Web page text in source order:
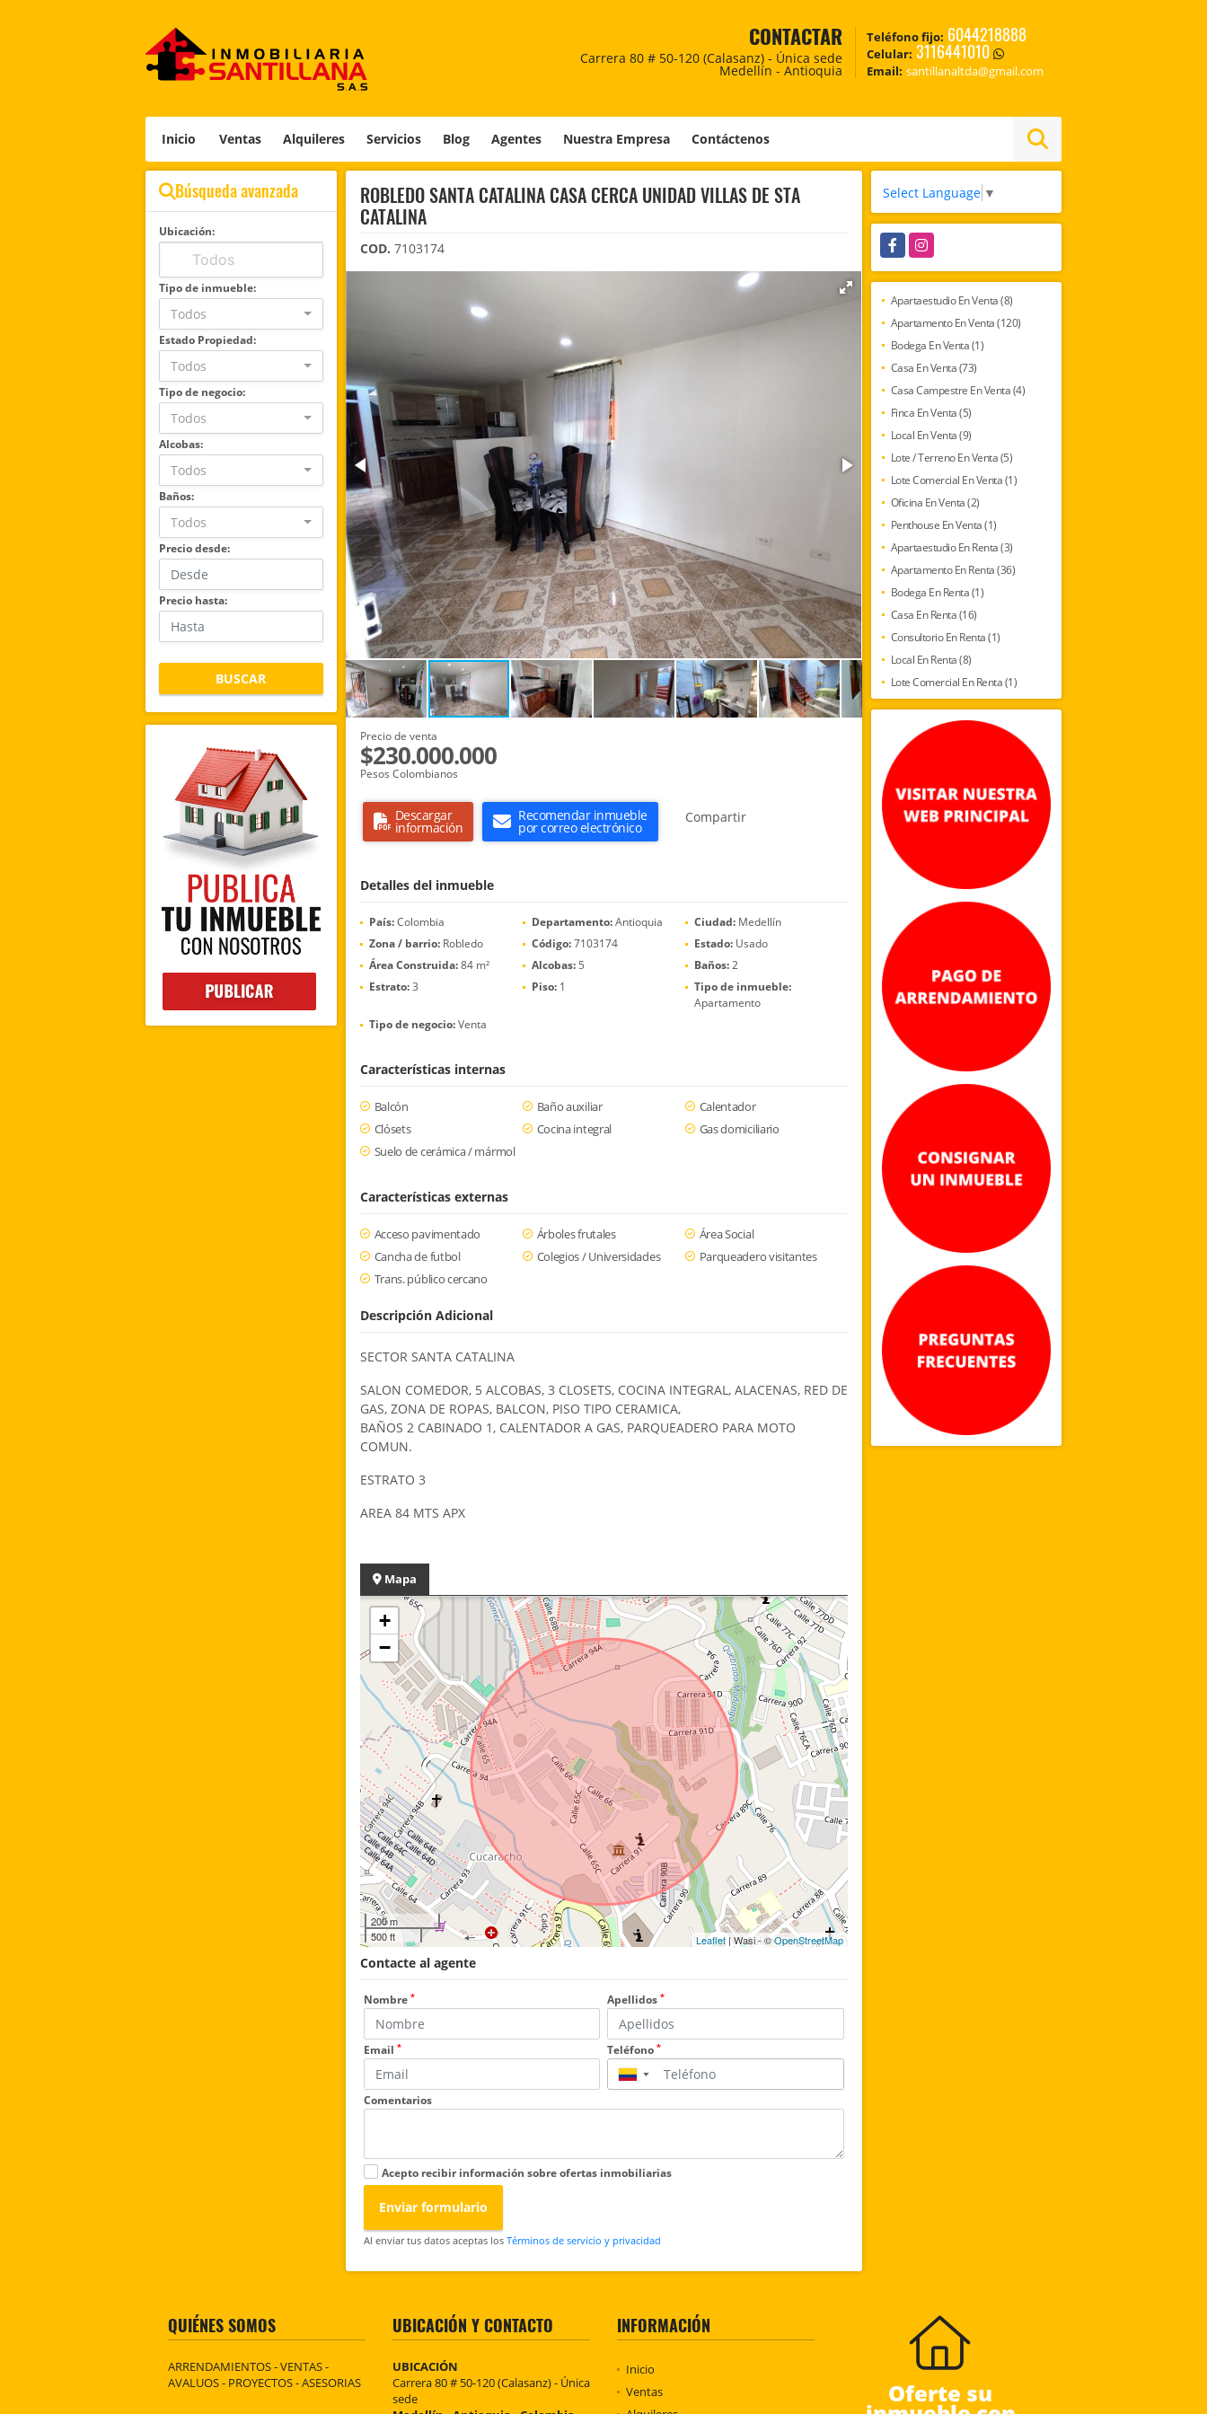
CONTACTAR
Carrera 80 # 50-120 (Calasanz) - Única sede
Medellín - Antioquia
Teléfono fijo: 6044218888
Celular: 3116441010
Email: santillanaltda@gmail.com
Inicio Ventas Alquileres Servicios Blog Agentes Nuestra Empresa Contáctenos
Búsqueda avanzada
Ubicación:
Tipo de inmueble:
Todos
Estado Propiedad:
Todos
Tipo de negocio:
Todos
Alcobas:
Todos
Baños:
Todos
Precio desde:
Precio hasta:
BUSCAR
ROBLEDO SANTA CATALINA CASA CERCA UNIDAD VILLAS DE STA
CATALINA
COD. 7103174
Precio de venta
$230.000.000
Pesos Colombianos
Descargar
información
Recomendar inmueble
por correo electrónico
Compartir
Detalles del inmueble
País:Colombia Departamento:Antioquia Ciudad:Medellín
Zona / barrio:Robledo Código:7103174 Estado:Usado
Área Construida:84 m² Alcobas:5 Baños:2
Estrato:3 Piso:1
Tipo de inmueble:
Apartamento
Tipo de negocio:Venta
Características internas
Balcón Baño auxiliar
Calentador
Clósets
Cocina integral
Gas domiciliario
Suelo de cerámica / mármol
Características externas
Acceso pavimentado Árboles frutales
Área Social
Cancha de futbol
Colegios / Universidades
Parqueadero visitantes
Trans. público cercano
Descripción Adicional
SECTOR SANTA CATALINA
SALON COMEDOR, 5 ALCOBAS, 3 CLOSETS, COCINA INTEGRAL, ALACENAS, RED DE
GAS, ZONA DE ROPAS, BALCON, PISO TIPO CERAMICA,
BAÑOS 2 CABINADO 1, CALENTADOR A GAS, PARQUEADERO PARA MOTO
COMUN.
ESTRATO 3
AREA 84 MTS APX
Mapa
+
−
200 m
500 ft
Leaflet| Wasi - ©OpenStreetMap
Contacte al agente
Nombre * Apellidos *
Email * Teléfono *
▼
Comentarios
Acepto recibir información sobre ofertas inmobiliarias
Enviar formulario
Al enviar tus datos aceptas los Términos de servicio y privacidad
Select Language ▼
FacebookInstagram
Apartaestudio En Venta (8)
Apartamento En Venta (120)
Bodega En Venta (1)
Casa En Venta (73)
Casa Campestre En Venta (4)
Finca En Venta (5)
Local En Venta (9)
Lote / Terreno En Venta (5)
Lote Comercial En Venta (1)
Oficina En Venta (2)
Penthouse En Venta (1)
Apartaestudio En Renta (3)
Apartamento En Renta (36)
Bodega En Renta (1)
Casa En Renta (16)
Consultorio En Renta (1)
Local En Renta (8)
Lote Comercial En Renta (1)
QUIÉNES SOMOS
ARRENDAMIENTOS - VENTAS -
AVALUOS - PROYECTOS - ASESORIAS
UBICACIÓN Y CONTACTO
UBICACIÓN
Carrera 80 # 50-120 (Calasanz) - Única
sede
INFORMACIÓN
Inicio
Ventas
Oferte su